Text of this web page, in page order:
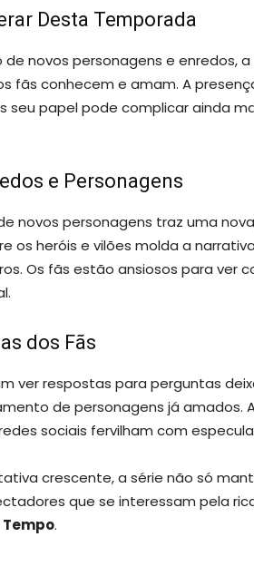
Desta Temporada
novos personagens e enredos, a
fãs conhecem e amam. A
seu papel pode complicar ainda
e Personagens
novos personagens traz uma
os heróis e vilões molda a
Os fãs estão ansiosos para
dos Fãs
ver respostas para perguntas
de personagens já amados.
sociais fervilham com
crescente, a série não só
que se interessam pela
Tempo.